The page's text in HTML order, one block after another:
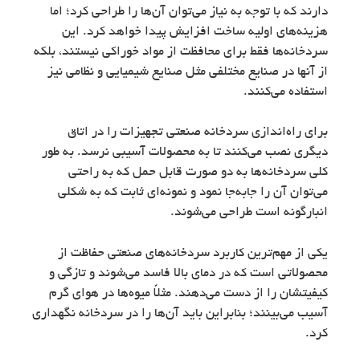
دارند که با توجه به نیاز می‌توان آن‌ها را طراحی کرد؛ اما
هزینه‌های اولیه ساخت افزایش پیدا خواهد کرد. این
سردخانه‌ها فقط برای محافظت از مواد خوراکی نیستند، بلکه
از آنها در صنایع مختلفی مثل صنایع شیمیایی و نظامی نیز
استفاده می‌کنند.
برای راه‌اندازی سردخانه صنعتی تجهیزات را در اتاق
دیگری نصب می‌کنند تا به محصولات آسیبی نرسد. به طور
کلی سردخانه‌ها به دو صورت قابل حمل که به راحتی
می‌توان آن را جابه‌جا نمود و نمونه‌ای ثابت که به شکلی
انبارگونه است طراحی می‌شوند.
یکی از مهم‌ترین کاربرد سردخانه‌های صنعتی حفاظت از
محصولاتی است که در دمای بالا فاسد می‌شوند و تازگی و
کیفیتشان را از دست می‌دهند. مثلاً میوه‌ها در هوای گرم
آسیب می‌بینند؛ بنابراین باید آن‌ها را در سردخانه نگهداری
کرد.